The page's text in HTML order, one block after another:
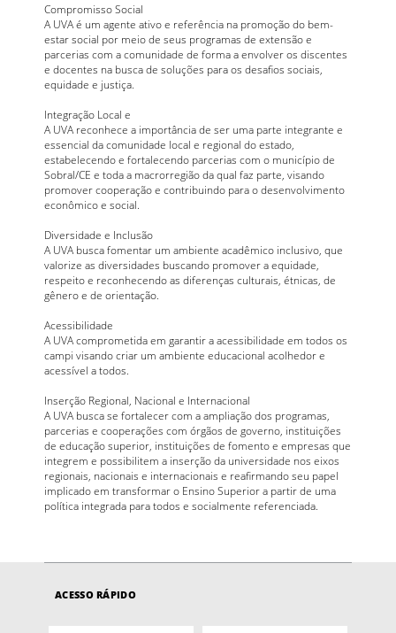
Compromisso Social
A UVA é um agente ativo e referência na promoção do bem-
estar social por meio de seus programas de extensão e
parcerias com a comunidade de forma a envolver os discentes
e docentes na busca de soluções para os desafios sociais,
equidade e justiça.
Integração Local e
A UVA reconhece a importância de ser uma parte integrante e
essencial da comunidade local e regional do estado,
estabelecendo e fortalecendo parcerias com o município de
Sobral/CE e toda a macrorregião da qual faz parte, visando
promover cooperação e contribuindo para o desenvolvimento
econômico e social.
Diversidade e Inclusão
A UVA busca fomentar um ambiente acadêmico inclusivo, que
valorize as diversidades buscando promover a equidade,
respeito e reconhecendo as diferenças culturais, étnicas, de
gênero e de orientação.
Acessibilidade
A UVA comprometida em garantir a acessibilidade em todos os
campi visando criar um ambiente educacional acolhedor e
acessível a todos.
Inserção Regional, Nacional e Internacional
A UVA busca se fortalecer com a ampliação dos programas,
parcerias e cooperações com órgãos de governo, instituições
de educação superior, instituições de fomento e empresas que
integrem e possibilitem a inserção da universidade nos eixos
regionais, nacionais e internacionais e reafirmando seu papel
implicado em transformar o Ensino Superior a partir de uma
política integrada para todos e socialmente referenciada.
ACESSO RÁPIDO